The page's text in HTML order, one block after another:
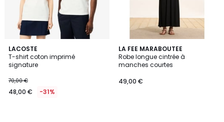
LACOSTE
T-shirt coton imprimé
signature
70,00 €
48,00 € -31%
LA FEE MARABOUTEE
Robe longue cintrée à
manches courtes
49,00 €